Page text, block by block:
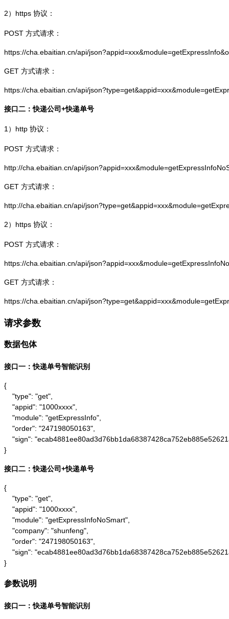
2） https 协议：
POST 方式请求：
https://cha.ebaitian.cn/api/
GET 方式请求：
https://cha.ebaitian.cn/api/
接口二：快递公司+快递单号
1） http 协议：
POST 方式请求：
http://cha.ebaitian.cn/api/
GET 方式请求：
http://cha.ebaitian.cn/api/
2） https 协议：
POST 方式请求：
https://cha.ebaitian.cn/api/
GET 方式请求：
https://cha.ebaitian.cn/api/
请求参数
数据包体
接口一：快递单号智能识别
{
    "type": "get",
    "appid": "1000xxxx",
    "module": "getExpressInfo",
    "order": "247198050163",
"sign":
}
接口二：快递公司+快递单号
{
    "type": "get",
    "appid": "1000xxxx",
    "module": "getExpressInfoNoSmart",
    "company": "shunfeng",
    "order": "247198050163",
"sign":
}
参数说明
接口一：快递单号智能识别